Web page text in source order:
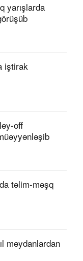
yarışlarda
iştirak
off
təlim-məşq
meydanlardan